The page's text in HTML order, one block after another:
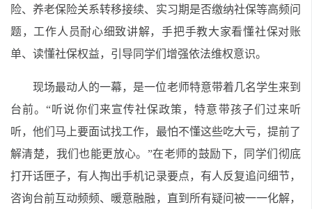
险、养老保险关系转移接续、实习期是否缴纳社保等高频问
题，工作人员耐心细致讲解，手把手教大家看懂社保对账
单、读懂社保权益，引导同学们增强依法维权意识。
现场最动人的一幕，是一位老师特意带着几名学生来到
台前。“听说你们来宣传社保政策，特意带孩子们过来听
听，他们马上要面试找工作，最怕不懂这些吃大亏，提前了
解清楚，我们也能更放心。”在老师的鼓励下，同学们彻底
打开话匣子，有人掏出手机记录要点，有人反复追问细节，
咨询台前互动频频、暖意融融，直到所有疑问被一一化解，